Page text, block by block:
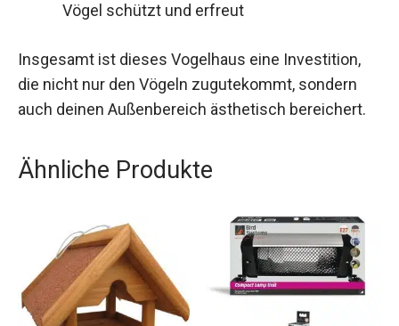
Vögel schützt und erfreut
Insgesamt ist dieses Vogelhaus eine Investition,
die nicht nur den Vögeln zugutekommt, sondern
auch deinen Außenbereich ästhetisch bereichert.
Ähnliche Produkte